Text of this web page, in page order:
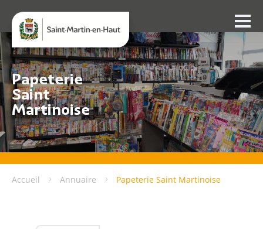
Papeterie
Saint
Martinoise
Accueil Annuaire Papeterie Saint Martinoise